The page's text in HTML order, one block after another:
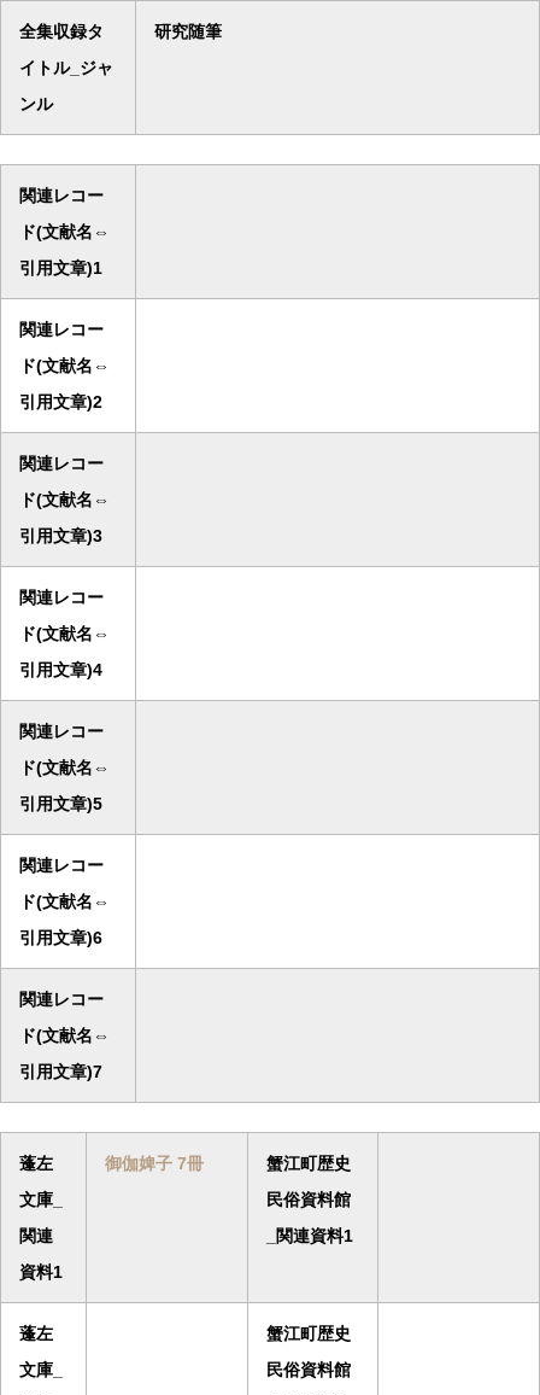
全集収録タ
イトル_ジャ
ンル
研究随筆
関連レコー
ド(文献名⇔
引用文章)1
関連レコー
ド(文献名⇔
引用文章)2
関連レコー
ド(文献名⇔
引用文章)3
関連レコー
ド(文献名⇔
引用文章)4
関連レコー
ド(文献名⇔
引用文章)5
関連レコー
ド(文献名⇔
引用文章)6
関連レコー
ド(文献名⇔
引用文章)7
蓬左
文庫_
関連
資料1
御伽婢子 7冊
蟹江町歴史
民俗資料館
_関連資料1
蓬左
文庫_
蟹江町歴史
民俗資料館